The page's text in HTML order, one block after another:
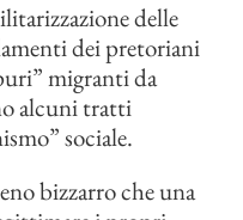
delle
dei pretoriani
migranti da
alcuni tratti
sociale.
bizzarro che una